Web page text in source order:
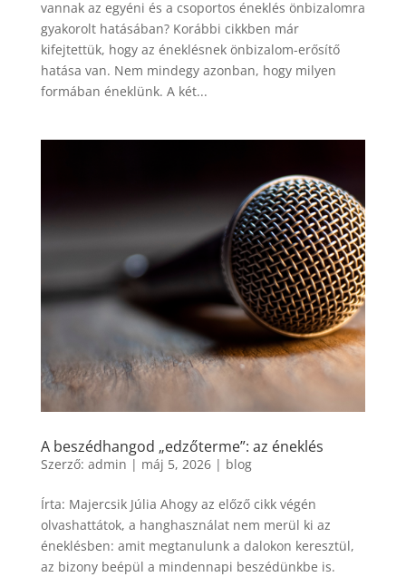
vannak az egyéni és a csoportos éneklés önbizalomra
gyakorolt hatásában? Korábbi cikkben már
kifejtettük, hogy az éneklésnek önbizalom-erősítő
hatása van. Nem mindegy azonban, hogy milyen
formában éneklünk. A két...
A beszédhangod „edzőterme”: az éneklés
Szerző: admin | máj 5, 2026| blog
Írta: Majercsik Júlia Ahogy az előző cikk végén
olvashattátok, a hanghasználat nem merül ki az
éneklésben: amit megtanulunk a dalokon keresztül,
az bizony beépül a mindennapi beszédünkbe is.